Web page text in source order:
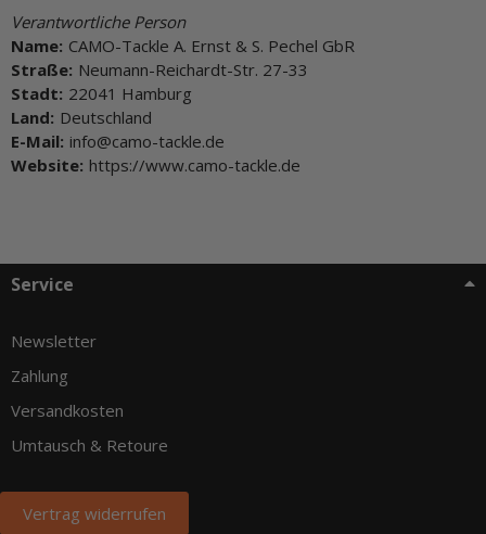
Verantwortliche Person
Name: CAMO-Tackle A. Ernst & S. Pechel GbR
Straße: Neumann-Reichardt-Str. 27-33
Stadt: 22041 Hamburg
Land: Deutschland
E-Mail: info@camo-tackle.de
Website: https://www.camo-tackle.de
Service
Newsletter
Zahlung
Versandkosten
Umtausch & Retoure
Vertrag widerrufen